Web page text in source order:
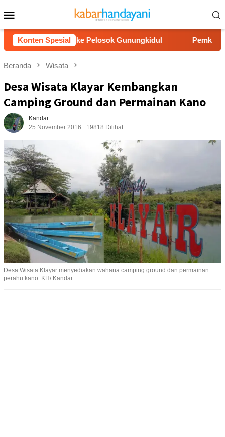
ke
kontenMobile
Konten Spesial
Air Bersih ke Pelosok Gunungkidul Pemkab
Beranda Wisata
Desa Wisata Klayar Kembangkan
Camping Ground dan Permainan Kano
Kandar
25 November 2016
19818 Dilihat
Desa Wisata Klayar menyediakan wahana camping ground dan permainan
perahu kano. KH/ Kandar